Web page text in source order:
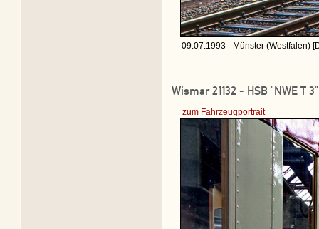
09.07.1993 - Münster (Westfalen)
Wismar 21132 - HSB "NWE T 3"
zum Fahrzeugportrait